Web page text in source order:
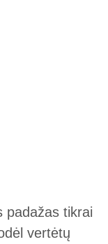
padažas tikrai
vertėtų